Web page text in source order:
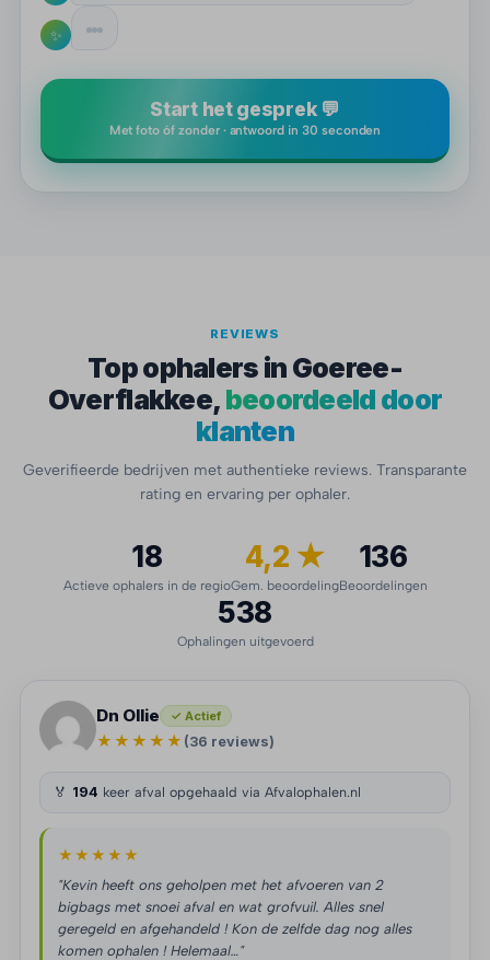
✨
Start het gesprek 💬
Met foto óf zonder · antwoord in 30 seconden
REVIEWS
Top ophalers in Goeree-
Overflakkee, beoordeeld door
klanten
Geverifieerde bedrijven met authentieke reviews. Transparante
rating en ervaring per ophaler.
18
Actieve ophalers in de regio
4,2 ★
Gem. beoordeling
136
Beoordelingen
538
Ophalingen uitgevoerd
Dn Ollie ✓ Actief
★★★★★ (36 reviews)
🏅 194 keer afval opgehaald via Afvalophalen.nl
★★★★★
"Kevin heeft ons geholpen met het afvoeren van 2
bigbags met snoei afval en wat grofvuil. Alles snel
geregeld en afgehandeld ! Kon de zelfde dag nog alles
komen ophalen ! Helemaal…"